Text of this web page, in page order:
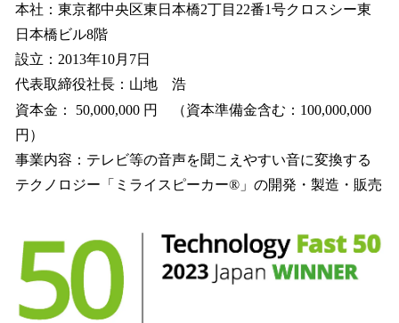
本社：東京都中央区東日本橋2丁目22番1号クロスシー東
日本橋ビル8階
設立：2013年10月7日
代表取締役社長：山地 浩
資本金： 50,000,000 円 （資本準備金含む：100,000,000
円）
事業内容：テレビ等の音声を聞こえやすい音に変換する
テクノロジー「ミライスピーカー®」の開発・製造・販売